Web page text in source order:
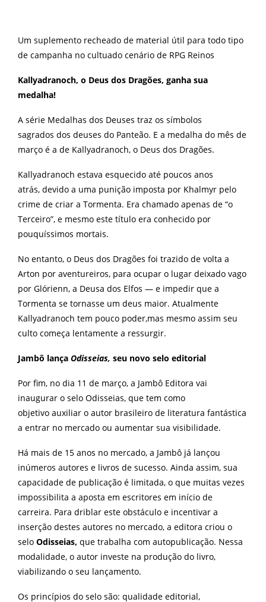
Um suplemento recheado de material útil para todo tipo
de campanha no cultuado cenário de RPG Reinos
Kallyadranoch, o Deus dos Dragões, ganha sua
medalha!
A série Medalhas dos Deuses traz os símbolos
sagrados dos deuses do Panteão. E a medalha do mês de
março é a de Kallyadranoch, o Deus dos Dragões.
Kallyadranoch estava esquecido até poucos anos
atrás, devido a uma punição imposta por Khalmyr pelo
crime de criar a Tormenta. Era chamado apenas de “o
Terceiro”, e mesmo este título era conhecido por
pouquíssimos mortais.
No entanto, o Deus dos Dragões foi trazido de volta a
Arton por aventureiros, para ocupar o lugar deixado vago
por Glórienn, a Deusa dos Elfos — e impedir que a
Tormenta se tornasse um deus maior. Atualmente
Kallyadranoch tem pouco poder,mas mesmo assim seu
culto começa lentamente a ressurgir.
Jambô lança Odisseias, seu novo selo editorial
Por fim, no dia 11 de março, a Jambô Editora vai
inaugurar o selo Odisseias, que tem como
objetivo auxiliar o autor brasileiro de literatura fantástica
a entrar no mercado ou aumentar sua visibilidade.
Há mais de 15 anos no mercado, a Jambô já lançou
inúmeros autores e livros de sucesso. Ainda assim, sua
capacidade de publicação é limitada, o que muitas vezes
impossibilita a aposta em escritores em início de
carreira. Para driblar este obstáculo e incentivar a
inserção destes autores no mercado, a editora criou o
selo Odisseias, que trabalha com autopublicação. Nessa
modalidade, o autor investe na produção do livro,
viabilizando o seu lançamento.
Os princípios do selo são: qualidade editorial,